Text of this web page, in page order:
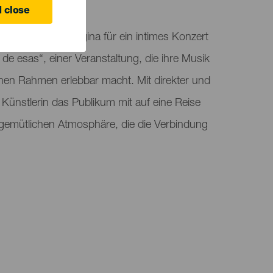
close
präsentiert Georgina für ein intimes Konzert
esas“, einer Veranstaltung, die ihre Musik
Rahmen erlebbar macht. Mit direkter und
das Publikum mit auf eine Reise
Atmosphäre, die die Verbindung